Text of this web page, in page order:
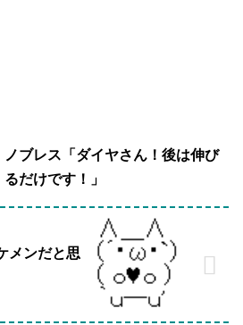
ノブレス「ダイヤさん！後は伸び
るだけです！」
メンだと思